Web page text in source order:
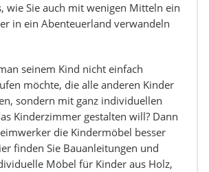
wie Sie auch mit wenigen Mitteln ein
in ein Abenteuerland verwandeln
seinem Kind nicht einfach
möchte, die alle anderen Kinder
sondern mit ganz individuellen
Kinderzimmer gestalten will? Dann
die Kindermöbel besser
finden Sie Bauanleitungen und
Möbel für Kinder aus Holz,